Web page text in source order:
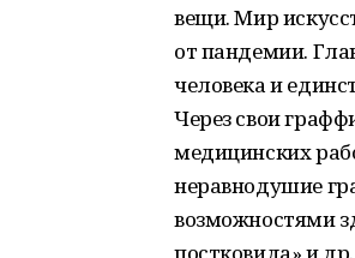
вещи. Мир
от пандемии.
человека и
Через свои
медицинских
неравнодушие
возможностями